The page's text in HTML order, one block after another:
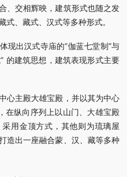
、交相辉映，建筑形式也随之发
式、藏式、汉式等多种形式。
现出汉式寺庙的“伽蓝七堂制”与
的建筑思想，建筑表现形式主要
心主殿大雄宝殿，并以其为中心
在纵向序列上以山门、大雄宝殿
用金顶方式，其他则为琉璃屋
造出一座融合蒙、汉、藏等多种